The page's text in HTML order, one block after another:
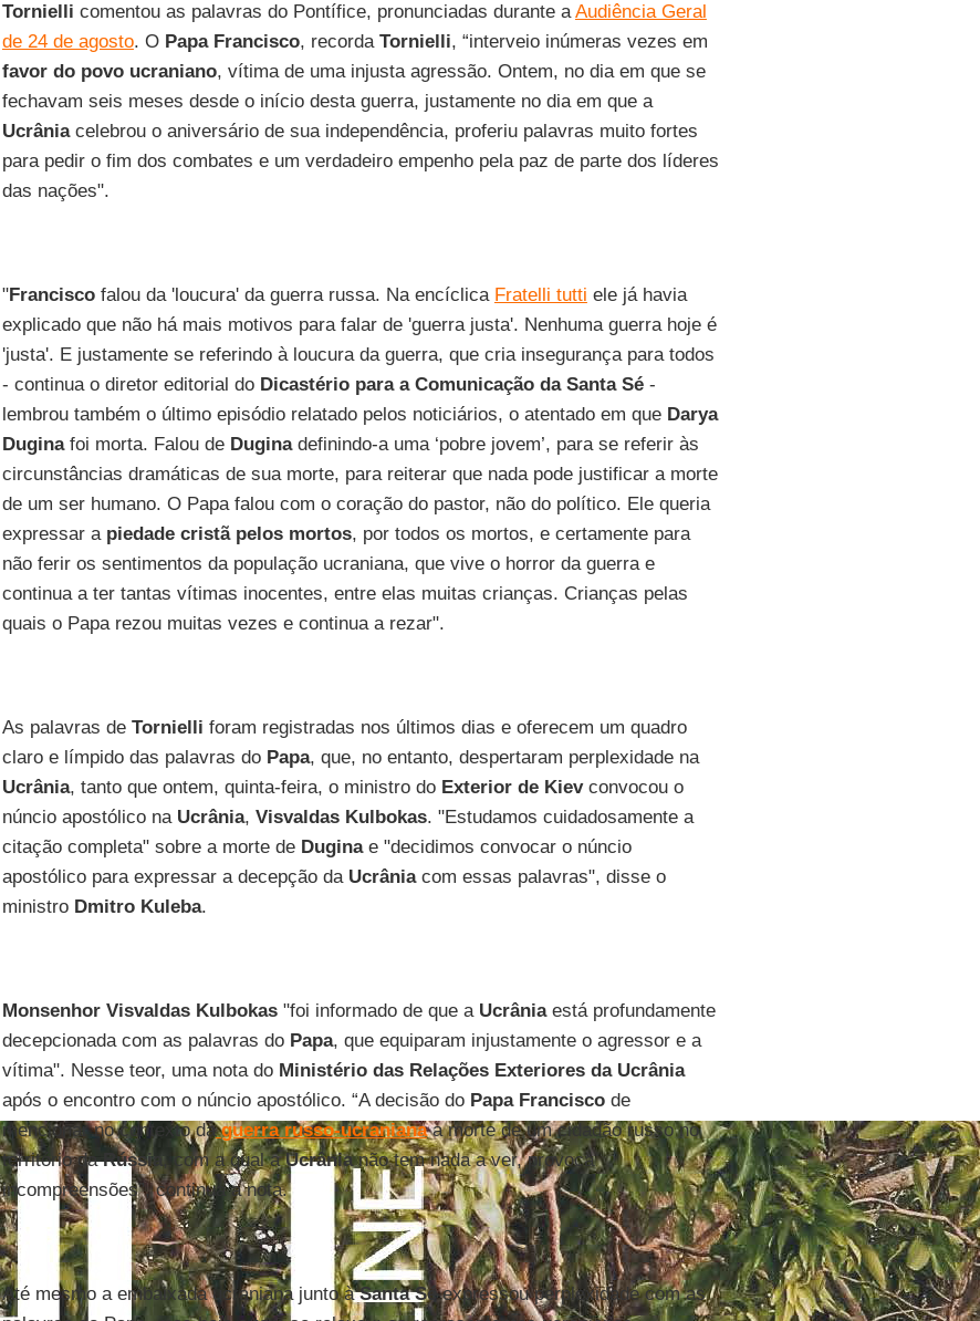
Tornielli comentou as palavras do Pontífice, pronunciadas durante aAudiência Geral
de 24 de agosto. O Papa Francisco, recorda Tornielli, “interveio inúmeras vezes em
favor do povo ucraniano, vítima de uma injusta agressão. Ontem, no dia em que se
fechavam seis meses desde o início desta guerra, justamente no dia em que a
Ucrâniacelebrou o aniversário de sua independência, proferiu palavras muito fortes
para pedir o fim dos combates e um verdadeiro empenho pela paz de parte dos líderes
das nações".
"Franciscofalou da 'loucura' da guerra russa. Na encíclica Fratelli tutti ele já havia
explicado que não há mais motivos para falar de 'guerra justa'. Nenhuma guerra hoje é
'justa'. E justamente se referindo à loucura da guerra, que cria insegurança para todos
- continua o diretor editorial doDicastério para a Comunicação da Santa Sé-
lembrou também o último episódio relatado pelos noticiários, o atentado em que Darya
Duginafoi morta. Falou de Duginadefinindo-a uma ‘pobre jovem’, para se referir às
circunstâncias dramáticas de sua morte, para reiterar que nada pode justificar a morte
de um ser humano. O Papa falou com o coração do pastor, não do político. Ele queria
expressar a piedade cristã pelos mortos, por todos os mortos, e certamente para
não ferir os sentimentos da população ucraniana, que vive o horror da guerra e
continua a ter tantas vítimas inocentes, entre elas muitas crianças. Crianças pelas
quais o Papa rezou muitas vezes e continua a rezar".
As palavras deTornielli foram registradas nos últimos dias e oferecem um quadro
claro e límpido das palavras do Papa, que, no entanto, despertaram perplexidade na
Ucrânia, tanto que ontem, quinta-feira, o ministro do Exterior de Kievconvocou o
núncio apostólico na Ucrânia, Visvaldas Kulbokas. "Estudamos cuidadosamente a
citação completa" sobre a morte de Duginae "decidimos convocar o núncio
apostólico para expressar a decepção da Ucrâniacom essas palavras", disse o
ministro Dmitro Kuleba.
Monsenhor Visvaldas Kulbokas"foi informado de que a Ucrâniaestá profundamente
decepcionada com as palavras doPapa, que equiparam injustamente o agressor e a
vítima". Nesse teor, uma nota doMinistério das Relações Exteriores da Ucrânia
após o encontro com o núncio apostólico. “A decisão do Papa Franciscode
mencionar no contexto da guerra russo-ucranianaa morte de um cidadão russo no
território daRússia, com a qual aUcrânianão tem nada a ver, provoca
incompreensões”, continua a nota.
Até mesmo a embaixada ucraniana junto àSanta Séexpressou perplexidade com as